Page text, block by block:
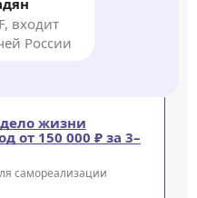
входит
России
жизни
от 150 000 ₽ за 3–
самореализации